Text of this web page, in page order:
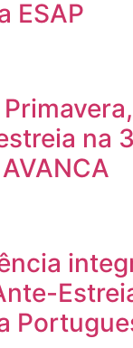
ESAP
na